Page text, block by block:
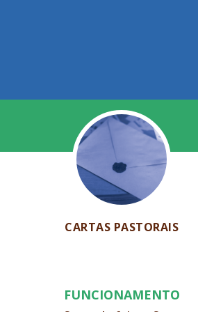
CARTAS PASTORAIS
FUNCIONAMENTO